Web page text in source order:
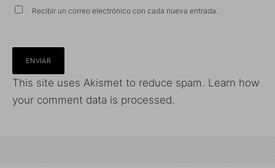
Recibir un correo electrónico con cada nueva entrada.
This site uses Akismet to reduce spam. Learn how
your comment data is processed.